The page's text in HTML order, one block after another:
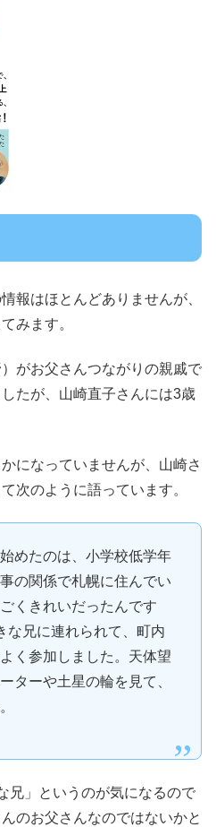
報はほとんどありませんが、
みます。
がお父さんつながりの親戚で
たが、山崎直子さんには3歳
になっていませんが、山崎さ
次のように語っています。
めたのは、小学校低学年
の関係で札幌に住んでい
くきれいだったんです
な兄に連れられて、町内
く参加しました。天体望
ターや土星の輪を見て、
兄」というのが気になるので
のお父さんなのではないかと